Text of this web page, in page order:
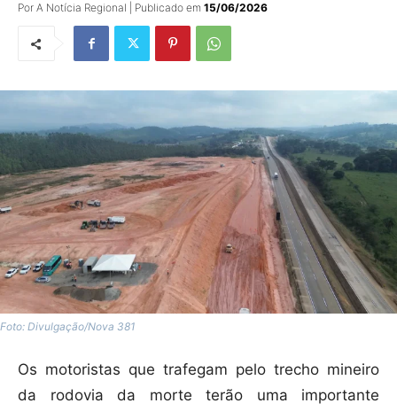
Por A Notícia Regional | Publicado em 15/06/2026
Foto: Divulgação/Nova 381
Os motoristas que trafegam pelo trecho mineiro
da rodovia da morte terão uma importante